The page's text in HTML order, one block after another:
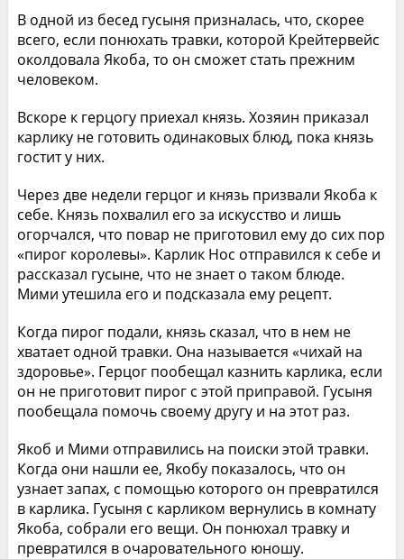
В одной из бесед гусыня призналась, что, скорее
всего, если понюхать травки, которой Крейтервейс
околдовала Якоба, то он сможет стать прежним
человеком.
Вскоре к герцогу приехал князь. Хозяин приказал
карлику не готовить одинаковых блюд, пока князь
гостит у них.
Через две недели герцог и князь призвали Якоба к
себе. Князь похвалил его за искусство и лишь
огорчался, что повар не приготовил ему до сих пор
«пирог королевы». Карлик Нос отправился к себе и
рассказал гусыне, что не знает о таком блюде.
Мими утешила его и подсказала ему рецепт.
Когда пирог подали, князь сказал, что в нем не
хватает одной травки. Она называется «чихай на
здоровье». Герцог пообещал казнить карлика, если
он не приготовит пирог с этой приправой. Гусыня
пообещала помочь своему другу и на этот раз.
Якоб и Мими отправились на поиски этой травки.
Когда они нашли ее, Якобу показалось, что он
узнает запах, с помощью которого он превратился
в карлика. Гусыня с карликом вернулись в комнату
Якоба, собрали его вещи. Он понюхал травку и
превратился в очаровательного юношу.